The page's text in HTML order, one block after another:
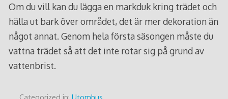
Om du vill kan du lägga en markduk kring trädet och
hälla ut bark över området, det är mer dekoration än
något annat. Genom hela första säsongen måste du
vattna trädet så att det inte rotar sig på grund av
vattenbrist.